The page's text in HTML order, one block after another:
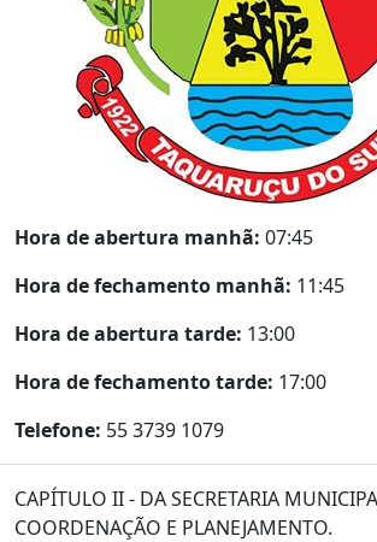
Hora de abertura manhã: 07:45
Hora de fechamento manhã: 11:45
Hora de abertura tarde: 13:00
Hora de fechamento tarde: 17:00
Telefone: 55 3739 1079
CAPÍTULO II - DA SECRETARIA
COORDENAÇÃO E PLANEJAMENTO.